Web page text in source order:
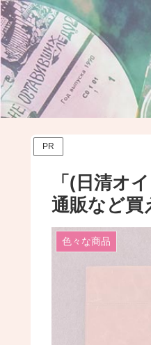
PR
「(日清オ
通販など買
色々な商品